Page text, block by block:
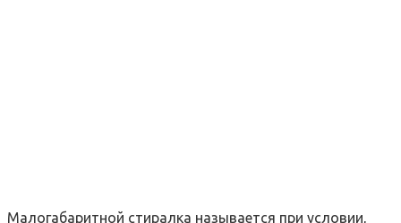
Малогабаритной стиралка называется при условии,